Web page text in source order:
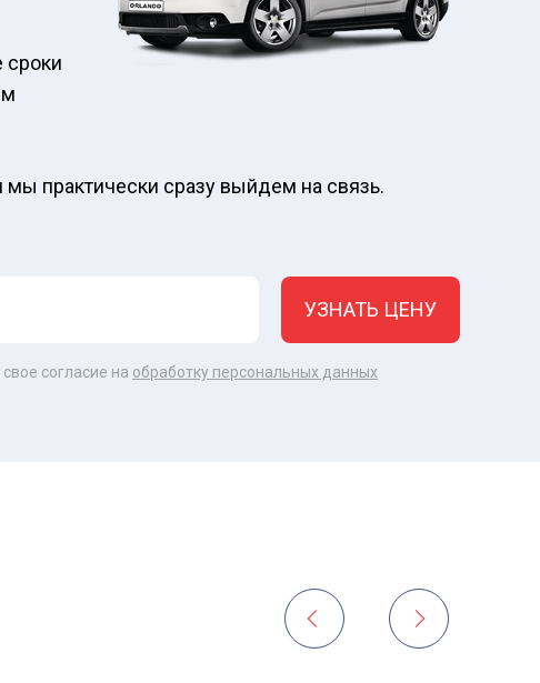
сроки
практически сразу выйдем на связь.
УЗНАТЬ ЦЕНУ
согласие на обработку персональных данных